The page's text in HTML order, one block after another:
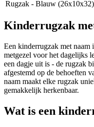
Rugzak - Blauw (26x10x32)
Kinderrugzak
Een kinderrugzak met naam
metgezel voor het dagelijks
een dagje uit is - de rugzak
afgestemd op de behoeften
naam maakt elke rugzak
gemakkelijk herkenbaar.
Wat is een